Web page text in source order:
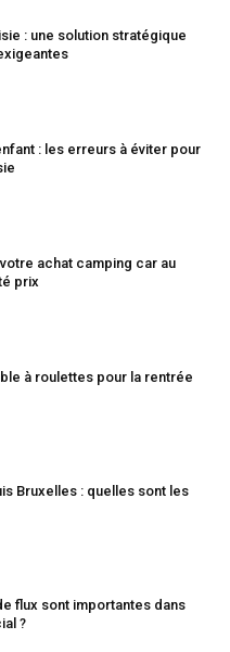
: une solution stratégique
: les erreurs à éviter pour
achat camping car au
prix
à roulettes pour la rentrée
Bruxelles : quelles sont les
flux sont importantes dans
?